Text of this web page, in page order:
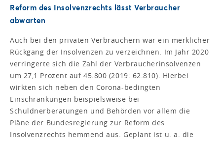
Reform des Insolvenzrechts lässt Verbraucher
abwarten
Auch bei den privaten Verbrauchern war ein merklicher
Rückgang der Insolvenzen zu verzeichnen. Im Jahr 2020
verringerte sich die Zahl der Verbraucherinsolvenzen
um 27,1 Prozent auf 45.800 (2019: 62.810). Hierbei
wirkten sich neben den Corona-bedingten
Einschränkungen beispielsweise bei
Schuldnerberatungen und Behörden vor allem die
Pläne der Bundesregierung zur Reform des
Insolvenzrechts hemmend aus. Geplant ist u. a. die